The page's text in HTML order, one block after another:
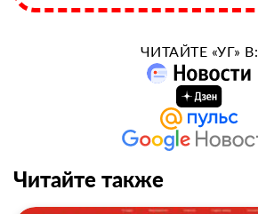
ЧИТАЙТЕ «УГ» В:
Читайте также